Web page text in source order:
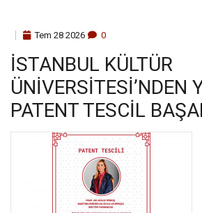
Tem 28 2026 0
İSTANBUL KÜLTÜR
ÜNIVERSITESI’NDEN
PATENT TESCIL